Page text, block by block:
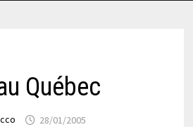
Québec
28/01/2005